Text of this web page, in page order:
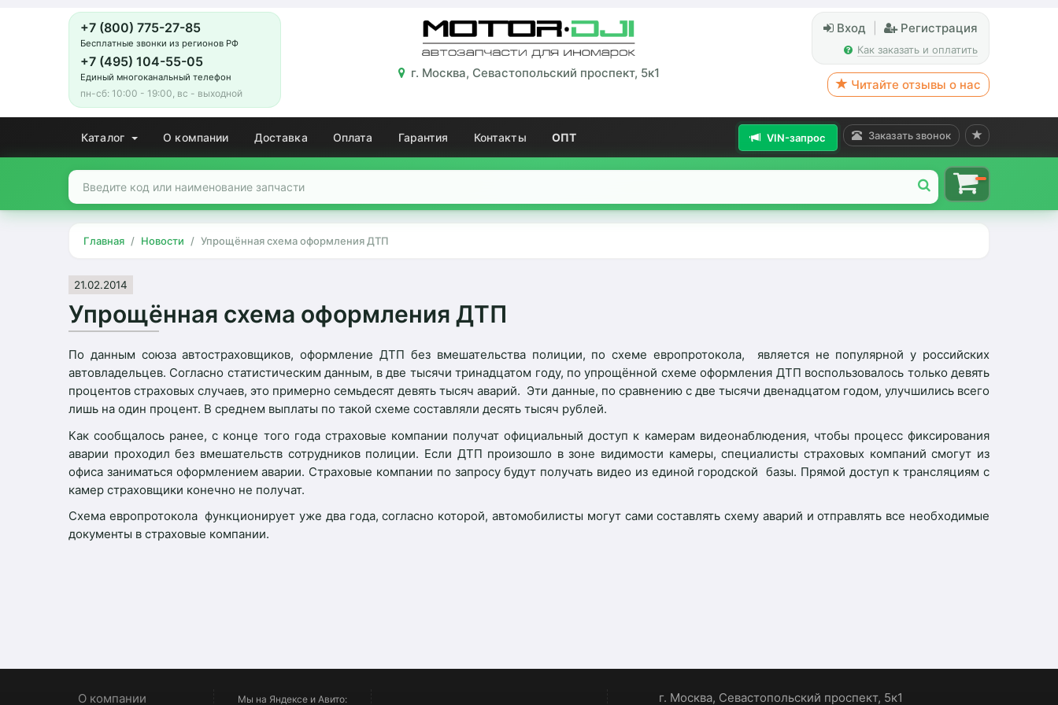
+7 (800) 775-27-85
Бесплатные звонки из регионов РФ
+7 (495) 104-55-05
Единый многоканальный телефон
пн-сб: 10:00 - 19:00, вс - выходной
г. Москва, Севастопольский проспект, 5к1
Вход Регистрация
Как заказать и оплатить
Читайте отзывы о нас
Каталог О компании Доставка Оплата Гарантия Контакты ОПТ Заказать звонок
VIN-запрос
Главная Новости Упрощённая схема оформления ДТП
21.02.2014
Упрощённая схема оформления ДТП
По данным союза автостраховщиков, оформление ДТП без вмешательства полиции, по схеме европротокола, является не популярной у российских
автовладельцев. Согласно статистическим данным, в две тысячи тринадцатом году, по упрощённой схеме оформления ДТП воспользовалось только девять
процентов страховых случаев, это примерно семьдесят девять тысяч аварий. Эти данные, по сравнению с две тысячи двенадцатом годом, улучшились всего
лишь на один процент. В среднем выплаты по такой схеме составляли десять тысяч рублей.
Как сообщалось ранее, с конце того года страховые компании получат официальный доступ к камерам видеонаблюдения, чтобы процесс фиксирования
аварии проходил без вмешательств сотрудников полиции. Если ДТП произошло в зоне видимости камеры, специалисты страховых компаний смогут из
офиса заниматься оформлением аварии. Страховые компании по запросу будут получать видео из единой городской базы. Прямой доступ к трансляциям с
камер страховщики конечно не получат.
Схема европротокола функционирует уже два года, согласно которой, автомобилисты могут сами составлять схему аварий и отправлять все необходимые
документы в страховые компании.
О компании Мы на Яндексе и Авито: г. Москва, Севастопольский проспект, 5к1